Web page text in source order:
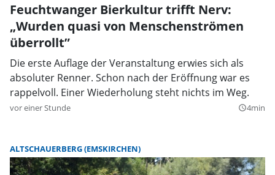
Feuchtwanger Bierkultur trifft Nerv:
„Wurden quasi von Menschenströmen
überrollt”
Die erste Auflage der Veranstaltung erwies sich als
absoluter Renner. Schon nach der Eröffnung war es
rappelvoll. Einer Wiederholung steht nichts im Weg.
vor einer Stunde query_builder4min
ALTSCHAUERBERG (EMSKIRCHEN)